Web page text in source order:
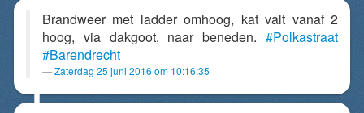
Brandweer met ladder omhoog, kat valt vanaf 2
hoog, via dakgoot, naar beneden. #Polkastraat
#Barendrecht
Zaterdag 25 juni 2016 om 10:16:35